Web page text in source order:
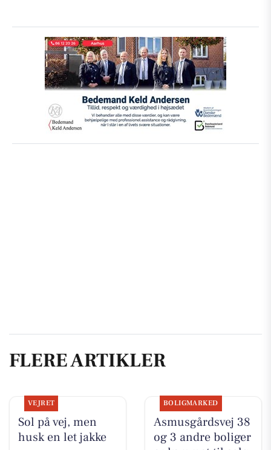
FLERE ARTIKLER
VEJRET
Sol på vej, men
husk en let jakke
BOLIGMARKED
Asmusgårdsvej 38
og 3 andre boliger